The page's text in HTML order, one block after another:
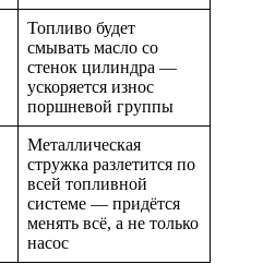
Топливо будет
смывать масло со
стенок цилиндра —
ускоряется износ
поршневой группы
Металлическая
стружка разлетится по
всей топливной
системе — придётся
менять всё, а не только
насос